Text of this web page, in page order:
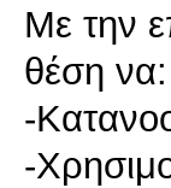
Με την
θέση να:
-
-